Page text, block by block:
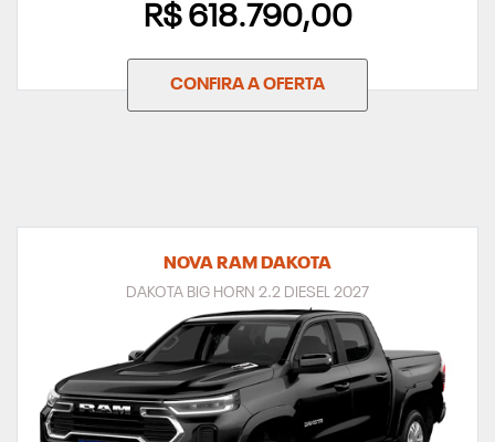
R$ 618.790,00
CONFIRA A OFERTA
NOVA RAM DAKOTA
DAKOTA BIG HORN 2.2 DIESEL 2027